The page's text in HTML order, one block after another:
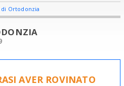
Ortodonzia
AVER ROVINATO